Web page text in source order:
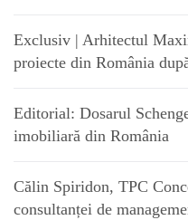
Exclusiv | Arhitectul
proiecte din România
Editorial: Dosarul
imobiliară din România
Călin Spiridon, TPC
consultanței de